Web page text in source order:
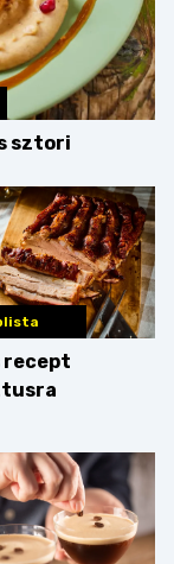
sztori
recept